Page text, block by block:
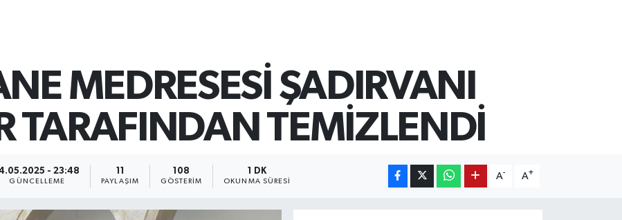
MEDRESESİ ŞADIRVANI
TARAFINDAN TEMİZLENDİ
- 23:48
GÜNCELLEME
11
PAYLAŞIM
108
GÖSTERIM
1 DK
OKUNMA SÜRESI
A- A+